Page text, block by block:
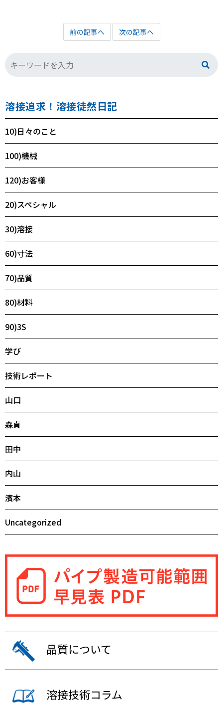
前の記事へ 次の記事へ
溶接追求！溶接徒然日記
10)日々のこと
100)機械
120)お客様
20)スペシャル
30)溶接
60)寸法
70)品質
80)材料
90)3S
学び
技術レポート
山口
森貞
田中
内山
濱本
Uncategorized
品質について
溶接技術コラム